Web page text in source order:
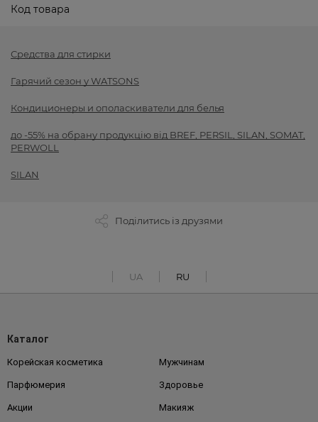
Код товара
Средства для стирки
Гарячий сезон у WATSONS
Кондиционеры и ополаскиватели для белья
до -55% на обрану продукцію від BREF, PERSIL, SILAN, SOMAT,
PERWOLL
SILAN
Поділитись із друзями
UA RU
Каталог
Корейская косметика Мужчинам
Парфюмерия Здоровье
Акции Макияж